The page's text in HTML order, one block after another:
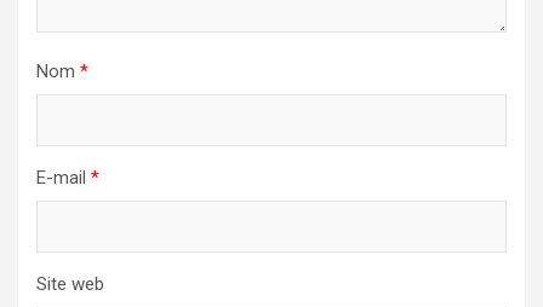
Nom *
E-mail *
Site web